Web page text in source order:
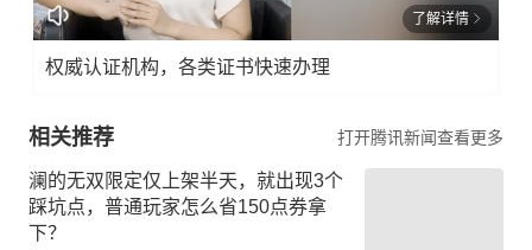
了解详情
权威认证机构，各类证书快速办理
相关推荐 打开腾讯新闻查看更多
澜的无双限定仅上架半天，就出现3个
踩坑点，普通玩家怎么省150点券拿
下？